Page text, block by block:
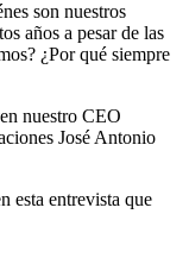
son nuestros
años a pesar de las
¿Por qué siempre
nuestro CEO
José Antonio
esta entrevista que